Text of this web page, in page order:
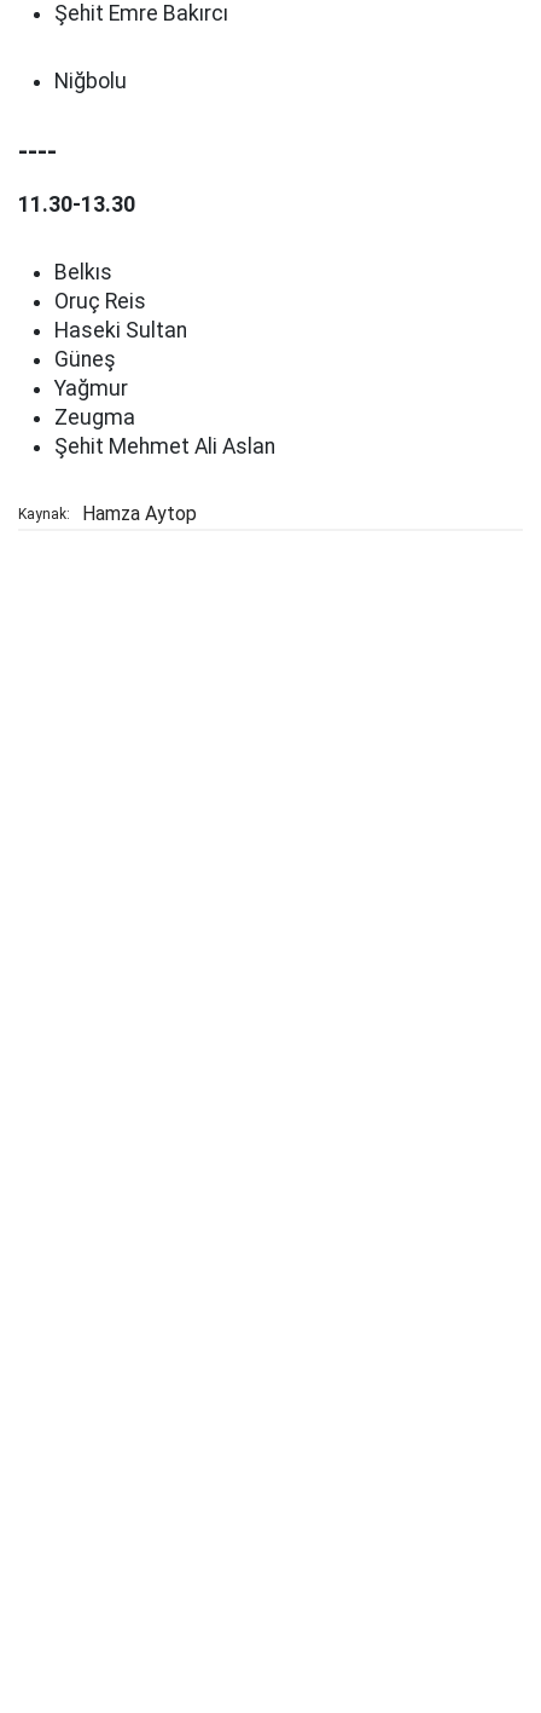
Şehit Emre Bakırcı
Niğbolu
----
11.30-13.30
Belkıs
Oruç Reis
Haseki Sultan
Güneş
Yağmur
Zeugma
Şehit Mehmet Ali Aslan
Kaynak: Hamza Aytop